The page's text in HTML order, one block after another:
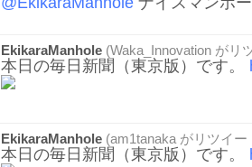
EkikaraManhole (Waka_Innovation がリ
本日の毎日新聞（東京版）です。
EkikaraManhole (am1tanaka がリツイー
本日の毎日新聞（東京版）です。